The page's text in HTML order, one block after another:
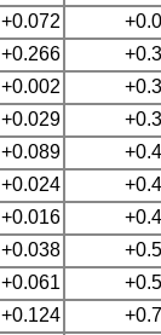
+0.072
+0.266
+0.002
+0.029
+0.089
+0.024
+0.016
+0.038
+0.061
+0.124